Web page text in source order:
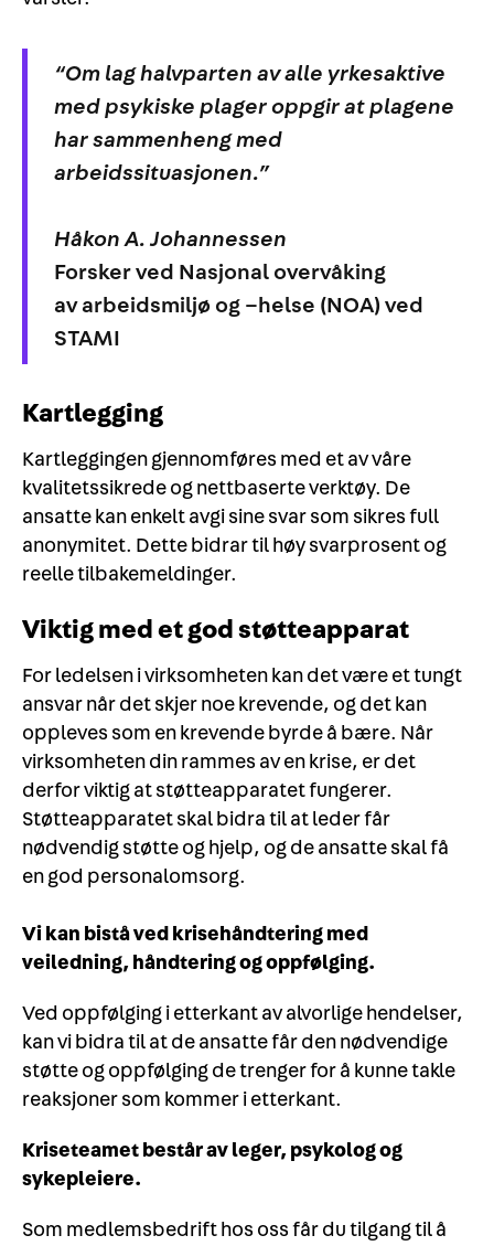
“Om lag halvparten av alle yrkesaktive
med psykiske plager oppgir at plagene
har sammenheng med
arbeidssituasjonen.”
Håkon A. Johannessen
Forsker ved Nasjonal overvåking
av arbeidsmiljø og –helse (NOA) ved
STAMI
Kartlegging
Kartleggingen gjennomføres med et av våre
kvalitetssikrede og nettbaserte verktøy. De
ansatte kan enkelt avgi sine svar som sikres full
anonymitet. Dette bidrar til høy svarprosent og
reelle tilbakemeldinger.
Viktig med et god støtteapparat
For ledelsen i virksomheten kan det være et tungt
ansvar når det skjer noe krevende, og det kan
oppleves som en krevende byrde å bære. Når
virksomheten din rammes av en krise, er det
derfor viktig at støtteapparatet fungerer.
Støtteapparatet skal bidra til at leder får
nødvendig støtte og hjelp, og de ansatte skal få
en god personalomsorg.
Vi kan bistå ved krisehåndtering med
veiledning, håndtering og oppfølging.
Ved oppfølging i etterkant av alvorlige hendelser,
kan vi bidra til at de ansatte får den nødvendige
støtte og oppfølging de trenger for å kunne takle
reaksjoner som kommer i etterkant.
Kriseteamet består av leger, psykolog og
sykepleiere.
Som medlemsbedrift hos oss får du tilgang til å